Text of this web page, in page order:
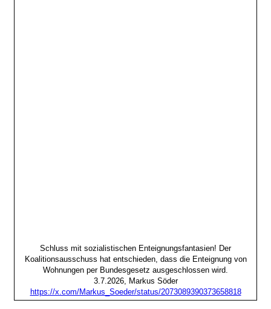
Schluss mit sozialistischen Enteignungsfantasien! Der
Koalitionsausschuss hat entschieden, dass die Enteignung von
Wohnungen per Bundesgesetz ausgeschlossen wird.
3.7.2026, Markus Söder
https://x.com/Markus_Soeder/status/2073089390373658818